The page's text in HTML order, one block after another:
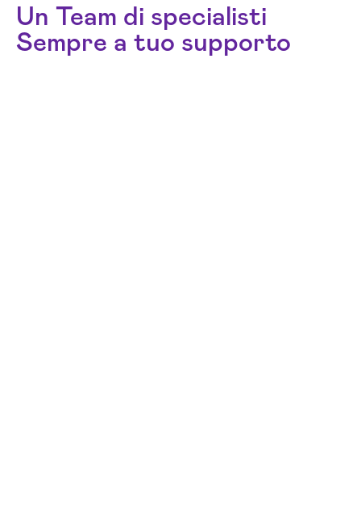
Un Team di specialisti
Sempre a tuo supporto